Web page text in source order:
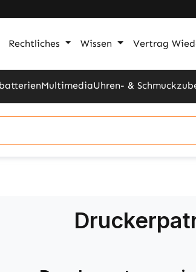
Rechtliches Wissen Vertrag
MultimediaUhren- &